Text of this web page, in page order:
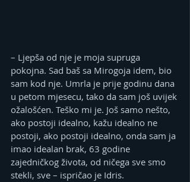
– Ljepša od nje je moja supruga
pokojna. Sad baš sa Mirogoja idem, bio
sam kod nje. Umrla je prije godinu dana
u petom mjesecu, tako da sam još uvijek
ožalošćen. Teško mi je. Još samo nešto,
ako postoji idealno, kažu idealno ne
postoji, ako postoji idealno, onda sam ja
imao idealan brak, 63 godine
zajedničkog života, od ničega sve smo
stekli, sve – ispričao je Idris.